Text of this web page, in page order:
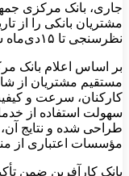
جاری، بانک مرکزی
نظرسنجی تا ۱۵دی‌ماه سال جاری ادامه خواهد داشت.
بر اساس اعلام بانک
مستقیم مشتریان از
کارکنان، سرعت و
سهولت استفاده از
طراحی شده و نتایج آن،
مؤسسات اعتباری از
بانک کارآفرین ضمن